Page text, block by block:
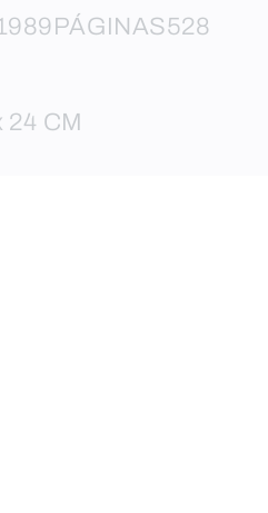
PÁGINAS528
24 CM